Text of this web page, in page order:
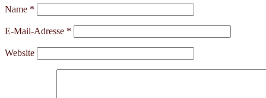
Name *
E-Mail-Adresse *
Website